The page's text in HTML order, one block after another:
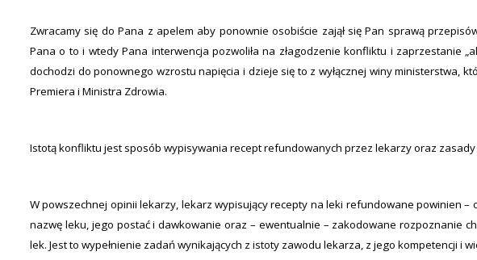
Zwracamy się do Pana z apelem aby ponownie osobiście zajął się Pan sprawą
Pana o to i wtedy Pana interwencja pozwoliła na złagodzenie konfliktu i zaprzestanie
dochodzi do ponownego wzrostu napięcia i dzieje się to z wyłącznej winy ministerstwa,
Premiera i Ministra Zdrowia.
Istotą konfliktu jest sposób wypisywania recept refundowanych przez lekarzy oraz zasady
W powszechnej opinii lekarzy, lekarz wypisujący recepty na leki refundowane powinien
nazwę leku, jego postać i dawkowanie oraz – ewentualnie – zakodowane rozpoznanie
lek. Jest to wypełnienie zadań wynikających z istoty zawodu lekarza, z jego kompetencji i